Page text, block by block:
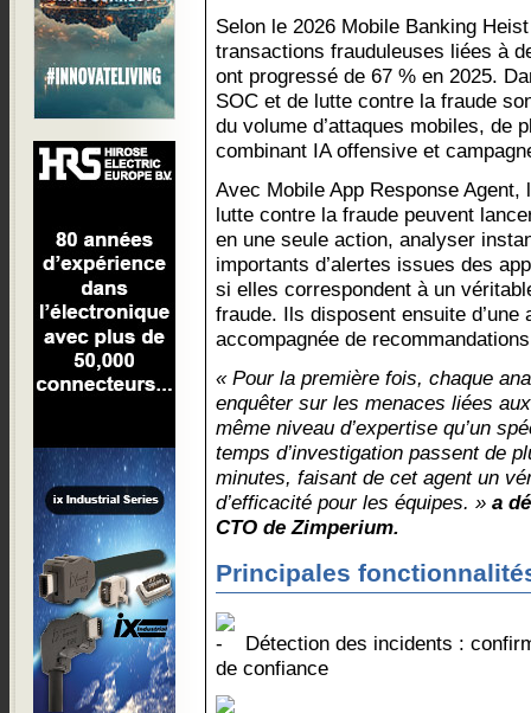
Selon le 2026 Mobile Banking
transactions frauduleuses liées à
ont progressé de 67 % en 2025.
SOC et de lutte contre la fraude
du volume d’attaques mobiles, de
combinant IA offensive et
Avec Mobile App Response
lutte contre la fraude peuvent
en une seule action, analyser
importants d’alertes issues des
si elles correspondent à un
fraude. Ils disposent ensuite d’une
accompagnée de
« Pour la première fois, chaque
enquêter sur les menaces liées
même niveau d’expertise qu’un
temps d’investigation passent de
minutes, faisant de cet agent un
d’efficacité pour les équipes. » a
CTO de Zimperium.
Principales
Détection des incidents :
de confiance